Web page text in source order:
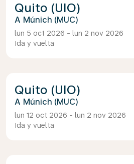
Quito (UIO)
Múnich (MUC)
lun 5 oct 2026 - lun 2 nov 2026
Ida y vuelta
Quito (UIO)
Múnich (MUC)
lun 12 oct 2026 - lun 2 nov 2026
Ida y vuelta